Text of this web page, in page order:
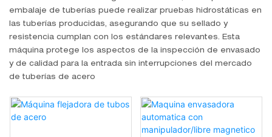
embalaje de tuberías puede realizar pruebas hidrostáticas en
las tuberías producidas, asegurando que su sellado y
resistencia cumplan con los estándares relevantes. Esta
máquina protege los aspectos de la inspección de envasado
y de calidad para la entrada sin interrupciones del mercado
de tuberías de acero